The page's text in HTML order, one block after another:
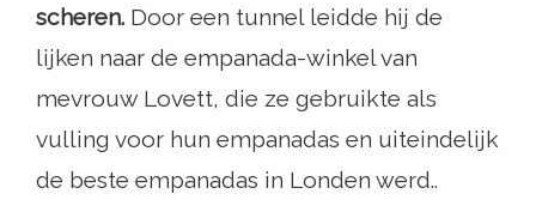
scheren. Door een tunnel leidde hij de
lijken naar de empanada-winkel van
mevrouw Lovett, die ze gebruikte als
vulling voor hun empanadas en uiteindelijk
de beste empanadas in Londen werd..